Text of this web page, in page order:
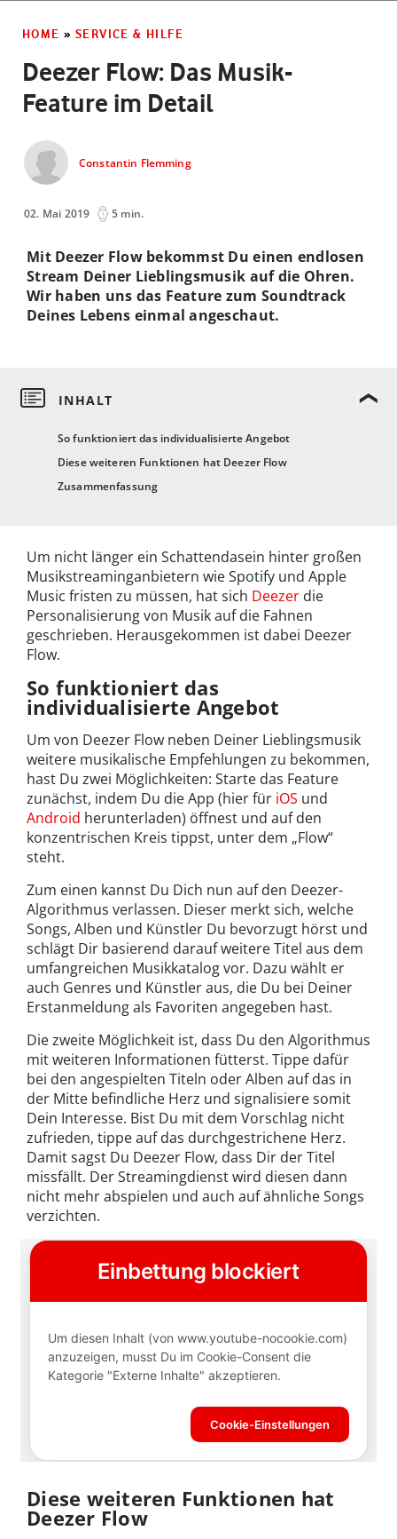
HOME » SERVICE & HILFE
Deezer Flow: Das Musik-
Feature im Detail
Constantin Flemming
02. Mai 2019 5 min.
So funktioniert das individualisierte Angebot
Diese weiteren Funktionen hat Deezer Flow
Zusammenfassung
Mit Deezer Flow bekommst Du einen endlosen
Stream Deiner Lieblingsmusik auf die Ohren.
Wir haben uns das Feature zum Soundtrack
Deines Lebens einmal angeschaut.
Um nicht länger ein Schattendasein hinter großen
Musikstreaminganbietern wie Spotify und Apple
Music fristen zu müssen, hat sich Deezer die
Personalisierung von Musik auf die Fahnen
geschrieben. Herausgekommen ist dabei Deezer
Flow.
So funktioniert das
individualisierte Angebot
Um von Deezer Flow neben Deiner Lieblingsmusik
weitere musikalische Empfehlungen zu bekommen,
hast Du zwei Möglichkeiten: Starte das Feature
zunächst, indem Du die App (hier für iOS und
Android herunterladen) öffnest und auf den
konzentrischen Kreis tippst, unter dem „Flow“
steht.
Zum einen kannst Du Dich nun auf den Deezer-
Algorithmus verlassen. Dieser merkt sich, welche
Songs, Alben und Künstler Du bevorzugt hörst und
schlägt Dir basierend darauf weitere Titel aus dem
umfangreichen Musikkatalog vor. Dazu wählt er
auch Genres und Künstler aus, die Du bei Deiner
Erstanmeldung als Favoriten angegeben hast.
Die zweite Möglichkeit ist, dass Du den Algorithmus
mit weiteren Informationen fütterst. Tippe dafür
bei den angespielten Titeln oder Alben auf das in
der Mitte befindliche Herz und signalisiere somit
Dein Interesse. Bist Du mit dem Vorschlag nicht
zufrieden, tippe auf das durchgestrichene Herz.
Damit sagst Du Deezer Flow, dass Dir der Titel
missfällt. Der Streamingdienst wird diesen dann
nicht mehr abspielen und auch auf ähnliche Songs
verzichten.
Diese weiteren Funktionen hat
Deezer Flow